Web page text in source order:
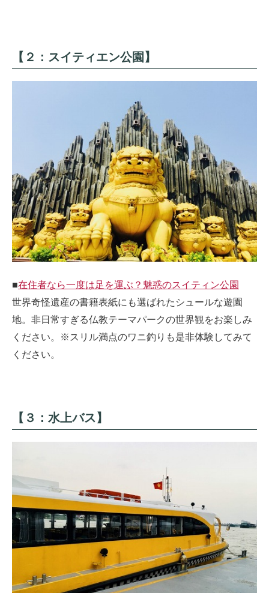
【２：スイティエン公園】
■在住者なら一度は足を運ぶ？魅惑のスイティン公園
世界奇怪遺産の書籍表紙にも選ばれたシュールな遊園
地。非日常すぎる仏教テーマパークの世界観をお楽しみ
ください。※スリル満点のワニ釣りも是非体験してみて
ください。
【３：水上バス】